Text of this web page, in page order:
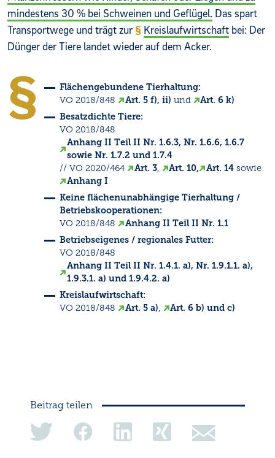
mindestens 30 % bei Schweinen und Geflügel. Das spart
Transportwege und trägt zur
Kreislaufwirtschaftbei: Der
Dünger der Tiere landet wieder auf dem Acker.
Flächengebundene Tierhaltung:
VO 2018/848
Art. 5 f), ii) und
Art. 6 k)
Besatzdichte Tiere:
VO 2018/848
Anhang II Teil II Nr. 1.6.3, Nr. 1.6.6, 1.6.7
sowie Nr. 1.7.2 und 1.7.4
// VO 2020/464
Art. 3, Art. 10, Art. 14sowie
Anhang I
Keine flächenunabhängige Tierhaltung /
Betriebskooperationen:
VO 2018/848
Anhang II Teil II Nr. 1.1
Betriebseigenes / regionales Futter:
VO 2018/848
Anhang II Teil II Nr. 1.4.1. a), Nr. 1.9.1.1. a),
1.9.3.1. a) und 1.9.4.2. a)
Kreislaufwirtschaft:
VO 2018/848
Art. 5 a), Art. 6 b) und c)
Beitrag teilen
share
on
share
on
share
on
share
on
share